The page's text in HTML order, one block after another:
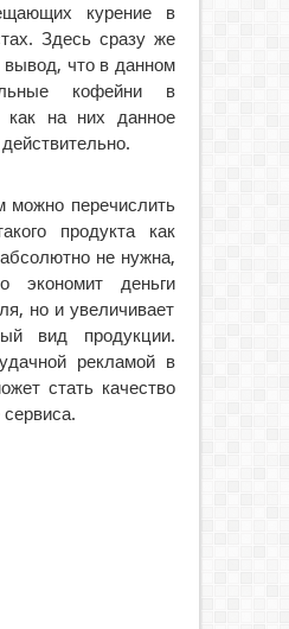
курение в
Здесь сразу же
вывод, что в данном
кофейни в
как на них данное
можно перечислить
продукта как
не нужна,
экономит деньги
но и увеличивает
вид продукции.
рекламой в
стать качество